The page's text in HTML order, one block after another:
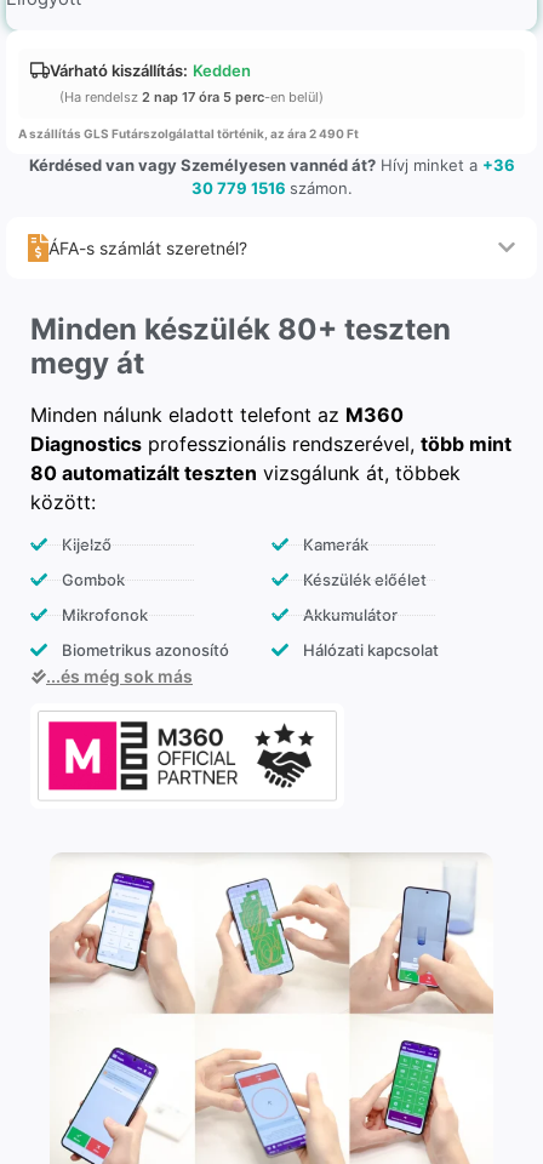
Várható kiszállítás: Kedden
(Ha rendelsz 2 nap 17 óra 5 perc-en belül)
A szállítás GLS Futárszolgálattal történik, az ára 2 490 Ft
Kérdésed van vagy Személyesen vannéd át?Hívj minket a +36
30 779 1516 számon.
ÁFA-s számlát szeretnél?
Minden készülék 80+ teszten
megy át
Minden nálunk eladott telefont az M360
Diagnostics professzionális rendszerével, több mint
80 automatizált teszten vizsgálunk át, többek
között:
Kijelző
Gombok
Mikrofonok
Biometrikus azonosító
Kamerák
Készülék előélet
Akkumulátor
Hálózati kapcsolat
...és még sok más